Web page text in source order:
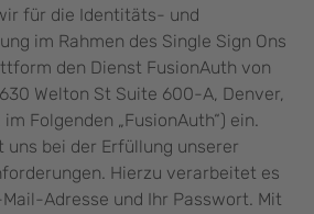
für die Identitäts- und
im Rahmen des Single Sign Ons
den Dienst FusionAuth von
Welton St Suite 600-A, Denver,
Folgenden „FusionAuth“) ein.
uns bei der Erfüllung unserer
Hierzu verarbeitet es
Adresse und Ihr Passwort. Mit